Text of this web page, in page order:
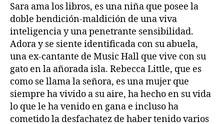
Sara ama los libros, es una niña que posee la
doble bendición-maldición de una viva
inteligencia y una penetrante sensibilidad.
Adora y se siente identificada con su abuela,
una ex-cantante de Music Hall que vive con su
gato en la añorada isla. Rebecca Little, que es
como se llama la señora, es una mujer que
siempre ha vivido a su aire, ha hecho en su vida
lo que le ha venido en gana e incluso ha
cometido la desfachatez de haber tenido varios